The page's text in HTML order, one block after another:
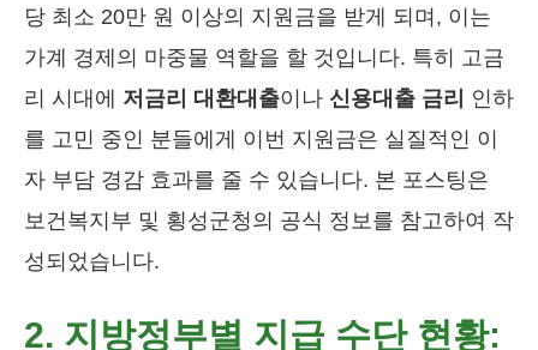
당 최소 20만 원 이상의 지원금을 받게 되며, 이는
가계 경제의 마중물 역할을 할 것입니다. 특히 고금
리 시대에 저금리 대환대출이나 신용대출 금리 인하
를 고민 중인 분들에게 이번 지원금은 실질적인 이
자 부담 경감 효과를 줄 수 있습니다. 본 포스팅은
보건복지부 및 횡성군청의 공식 정보를 참고하여 작
성되었습니다.
2. 지방정부별 지급 수단 현황: